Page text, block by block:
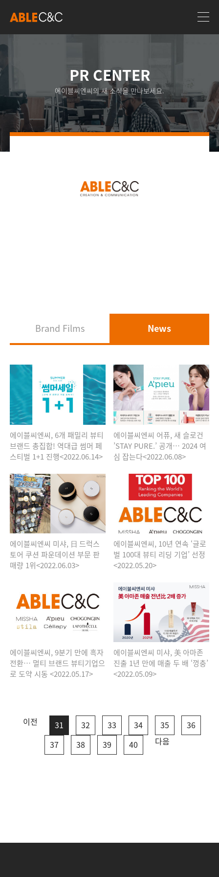
PR CENTER
에이블씨엔씨의 새 소식을 만나보세요.
Brand Films News
에이블씨엔씨, 6개 패밀리 뷰티
브랜드 총집합! 역대급 썸머 페
스티벌 1+1 진행<2022.06.14>
에이블씨엔씨 어퓨, 새 슬로건
’STAY PURE.’ 공개… 2024 여
심 잡는다<2022.06.08>
에이블씨엔씨 미샤, 日 드럭스
토어 쿠션 파운데이션 부문 판
매량 1위<2022.06.03>
에이블씨엔씨, 10년 연속 ‘글로
벌 100대 뷰티 리딩 기업’ 선정
<2022.05.20>
에이블씨엔씨, 9분기 만에 흑자
전환… 멀티 브랜드 뷰티기업으
로 도약 시동 <2022.05.17>
에이블씨엔씨 미샤, 美 아마존
진출 1년 만에 매출 두 배 ‘껑충’
<2022.05.09>
이전 31 32 33 34 35
36
37
38 39 40 다음